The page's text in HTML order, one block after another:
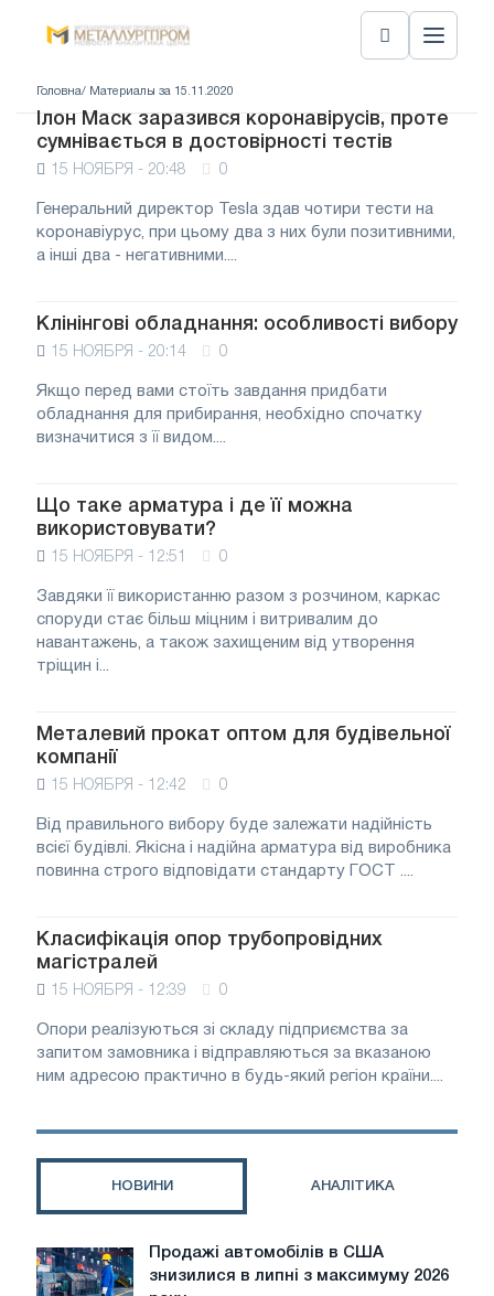
Головна/ Материалы за 15.11.2020
Ілон Маск заразився коронавірусів, проте
сумнівається в достовірності тестів
15 НОЯБРЯ - 20:48 0
Генеральний директор Tesla здав чотири тести на
коронавіурус, при цьому два з них були позитивними,
а інші два - негативними....
Клінінгові обладнання: особливості вибору
15 НОЯБРЯ - 20:14 0
Якщо перед вами стоїть завдання придбати
обладнання для прибирання, необхідно спочатку
визначитися з її видом....
Що таке арматура і де її можна
використовувати?
15 НОЯБРЯ - 12:51 0
Завдяки її використанню разом з розчином, каркас
споруди стає більш міцним і витривалим до
навантажень, а також захищеним від утворення
тріщин і...
Металевий прокат оптом для будівельної
компанії
15 НОЯБРЯ - 12:42 0
Від правильного вибору буде залежати надійність
всієї будівлі. Якісна і надійна арматура від виробника
повинна строго відповідати стандарту ГОСТ ....
Класифікація опор трубопровідних
магістралей
15 НОЯБРЯ - 12:39 0
Опори реалізуються зі складу підприємства за
запитом замовника і відправляються за вказаною
ним адресою практично в будь-який регіон країни....
НОВИНИ АНАЛІТИКА
Продажі
автомобілів
Продажі автомобілів в США
знизилися в липні з максимуму 2026